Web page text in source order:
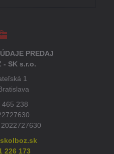
PREDAJ
- SK s.r.o.
1
465 238
226 173